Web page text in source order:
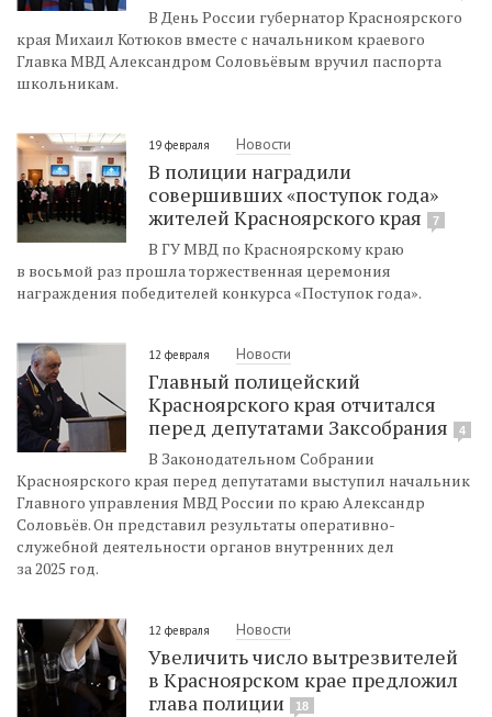
В День России губернатор Красноярского
края Михаил Котюков вместе с начальником краевого
Главка МВД Александром Соловьёвым вручил паспорта
школьникам.
19 февраля Новости
В полиции наградили
совершивших «поступок года»
жителей Красноярского края
7
В ГУ МВД по Красноярскому краю
в восьмой раз прошла торжественная церемония
награждения победителей конкурса «Поступок года».
12 февраля Новости
Главный полицейский
Красноярского края отчитался
перед депутатами Заксобрания
4
В Законодательном Собрании
Красноярского края перед депутатами выступил начальник
Главного управления МВД России по краю Александр
Соловьёв. Он представил результаты оперативно-
служебной деятельности органов внутренних дел
за 2025 год.
12 февраля Новости
Увеличить число вытрезвителей
в Красноярском крае предложил
глава полиции
18